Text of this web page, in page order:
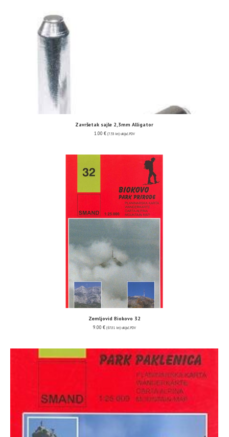
Završetak sajle 2,3mm Alligator
1.00 € (7.53 kn) uključ. PDV
Zemljovid Biokovo 32
9.00 € (67.81 kn) uključ. PDV